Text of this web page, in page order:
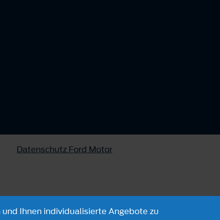
Datenschutz Ford Motor
Ihnen individualisierte Angebote zu